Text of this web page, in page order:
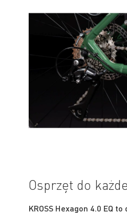
Osprzęt do
KROSS Hexagon 4.0 EQ